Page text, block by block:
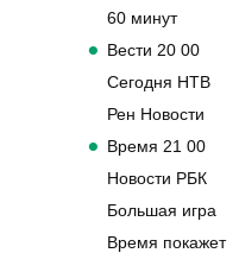
60 минут
Вести 20 00
Сегодня НТВ
Рен Новости
Время 21 00
Новости РБК
Большая игра
Время покажет